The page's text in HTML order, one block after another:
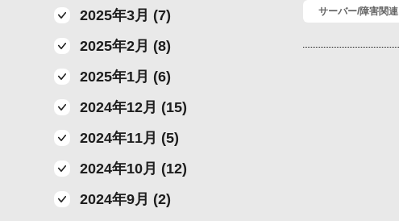
2025年3月 (7)
2025年2月 (8)
2025年1月 (6)
2024年12月 (15)
2024年11月 (5)
2024年10月 (12)
2024年9月 (2)
サーバー/障害関連